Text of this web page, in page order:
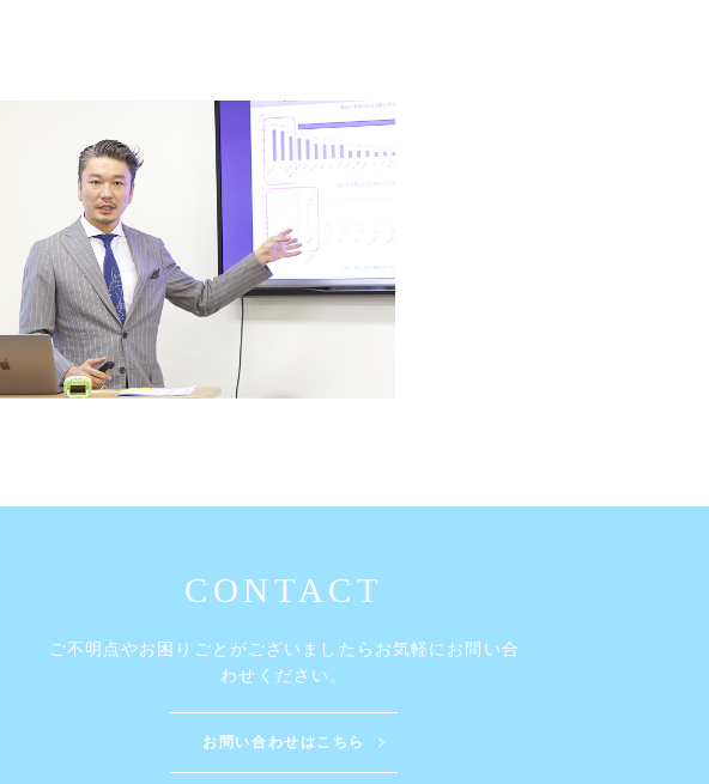
ご不明点やお困りごとがございましたら お気軽にお問い合
わせください。
お問い合わせはこちら